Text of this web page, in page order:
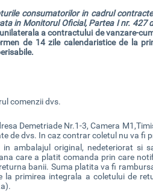
consumatorilor in cadrul
in Monitorul Oficial, Partea I nr. 427
a contractului de vanzare-
de 14 zile calendaristice de la
comenzii dvs.
Demetriade Nr.1-3, Camera
de dvs. In caz contrar coletul nu va fi
ambalajul original, nedeteriorat si
care a platit comanda prin care
banii. Suma platita va fi
primirea integrala a coletului de